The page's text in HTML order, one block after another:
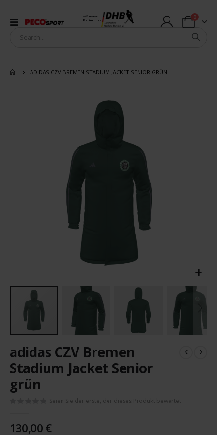
Navigation
offizieller
Partner des
Warenkorb
0Artikel
ADIDAS CZV BREMEN STADIUM JACKET SENIOR GRÜN
Anfang
der
Bildergalerie
springen
adidas CZV Bremen
Stadium Jacket Senior
grün
Seien Sie der erste, der dieses Produkt bewertet
130,00 €